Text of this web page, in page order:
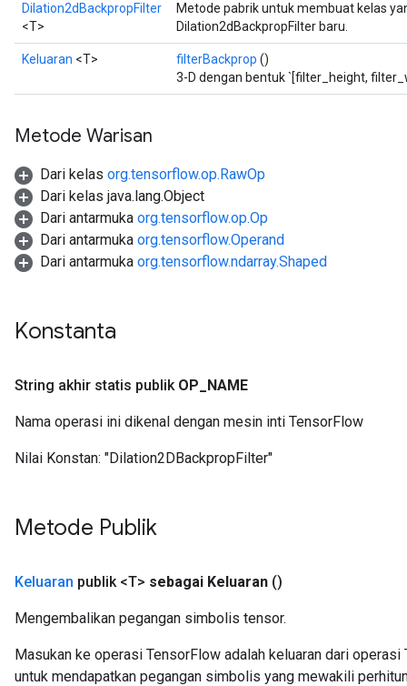
Dilation2dBackpropFilter
<T>
Metode pabrik untuk membuat kelas
Dilation2dBackpropFilter baru.
Keluaran <T> filterBackprop ()
3-D dengan bentuk `[filter_height,
Metode Warisan
Dari kelas org.tensorflow.op.RawOp
Dari kelas java.lang.Object
Dari antarmuka org.tensorflow.op.Op
Dari antarmuka org.tensorflow.Operand
Dari antarmuka org.tensorflow.ndarray.Shaped
Konstanta
String akhir statis publik OP NAME
Nama operasi ini dikenal dengan mesin inti TensorFlow
Nilai Konstan: "Dilation2DBackpropFilter"
Metode Publik
Keluaran publik <T> sebagai Keluaran ()
Mengembalikan pegangan simbolis tensor.
Masukan ke operasi TensorFlow adalah keluaran dari
untuk mendapatkan pegangan simbolis yang mewakili